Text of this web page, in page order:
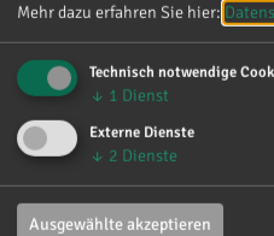
über jede einzelne
ist alles andere als
so viele Menschen die
denken. Umso mehr
Mehr dazu erfahren Sie hier:
Technisch notwendige
↓ 1 Dienst
Externe Dienste
↓ 2 Dienste
Ausgewählte akzeptieren